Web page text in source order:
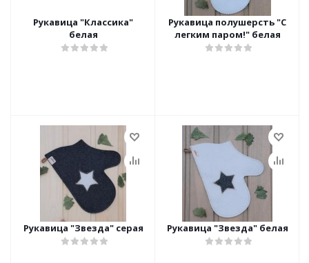
Рукавица "Классика"
белая
Рукавица полушерсть "С
легким паром!" белая
Рукавица "Звезда" серая Рукавица "Звезда" белая